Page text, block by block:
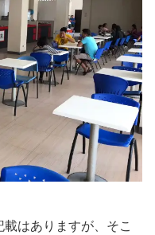
はありますが、そこ